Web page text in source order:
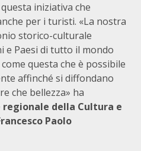
iniziativa che
per i turisti. «La nostra
storico-culturale
e Paesi di tutto il mondo
questa che è possibile
affinché si diffondano
che bellezza» ha
regionale della Cultura e
Paolo